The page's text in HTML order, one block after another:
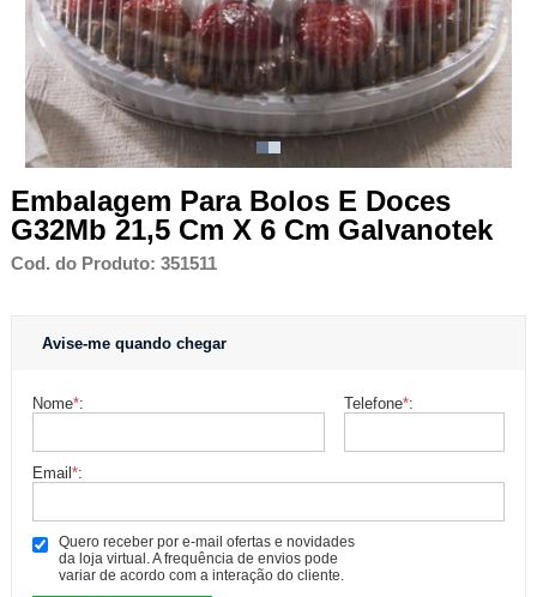
Embalagem Para Bolos E Doces
G32Mb 21,5 Cm X 6 Cm Galvanotek
Cod. do Produto: 351511
Avise-me quando chegar
Nome*: Telefone*:
Email*:
Quero receber por e-mail ofertas e novidades
da loja virtual. A frequência de envios pode
variar de acordo com a interação do cliente.